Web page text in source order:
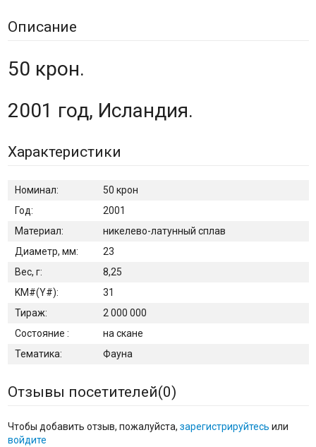
Описание
50 крон.
2001 год, Исландия.
Характеристики
Номинал:
50 крон
Год:
2001
Материал:
никелево-латунный сплав
Диаметр, мм:
23
Вес, г:
8,25
KM#(Y#):
31
Тираж:
2 000 000
Состояние :
на скане
Тематика:
Фауна
Отзывы посетителей(0)
Чтобы добавить отзыв, пожалуйста, зарегистрируйтесь или
войдите